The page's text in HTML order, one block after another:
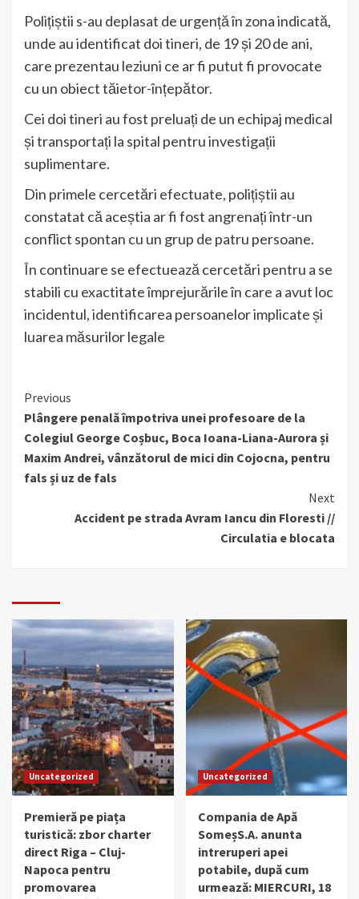
Polițiștii s-au deplasat de urgență în zona indicată,
unde au identificat doi tineri, de 19 și 20 de ani,
care prezentau leziuni ce ar fi putut fi provocate
cu un obiect tăietor-înțepător.
Cei doi tineri au fost preluați de un echipaj medical
și transportați la spital pentru investigații
suplimentare.
Din primele cercetări efectuate, polițiștii au
constatat că aceștia ar fi fost angrenați într-un
conflict spontan cu un grup de patru persoane.
În continuare se efectuează cercetări pentru a se
stabili cu exactitate împrejurările în care a avut loc
incidentul, identificarea persoanelor implicate și
luarea măsurilor legale
Continue
Reading
Previous
Plângere penală împotriva unei profesoare de la
Colegiul George Coșbuc, Boca Ioana-Liana-Aurora și
Maxim Andrei, vânzătorul de mici din Cojocna, pentru
fals și uz de fals
Next
Accident pe strada Avram Iancu din Floresti //
Circulatia e blocata
Uncategorized
Premieră pe piața
turistică: zbor charter
direct Riga – Cluj-
Napoca pentru
promovarea
Uncategorized
Compania de Apă
SomeșS.A. anunta
intreruperi apei
potabile, după cum
urmează: MIERCURI, 18